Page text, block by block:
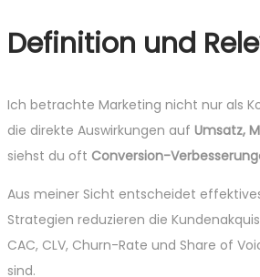
Definition und
Ich betrachte Marketing nicht nur als
die direkte Auswirkungen auf Umsatz,
siehst du oft Conversion-
Aus meiner Sicht entscheidet
Strategien reduzieren die
CAC, CLV, Churn-Rate und Share of
sind.